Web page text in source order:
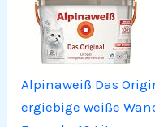
Alpinaweiß Das
ergiebige weiße